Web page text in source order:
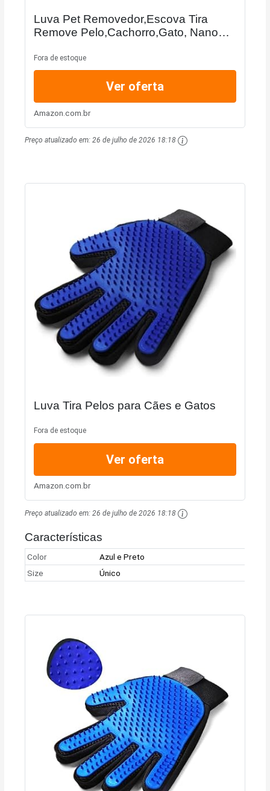
Luva Pet Removedor,Escova Tira
Remove Pelo,Cachorro,Gato, Nano
Remove Pelos Macia Nano Magnética
Tira Pelos Pet Top,Exclusivo...
Fora de estoque
Ver oferta
Amazon.com.br
Preço atualizado em:26 de julho de 2026 18:18
Luva Tira Pelos para Cães e Gatos
Fora de estoque
Ver oferta
Amazon.com.br
Preço atualizado em:26 de julho de 2026 18:18
Características
Color
Azul e Preto
Size
Único